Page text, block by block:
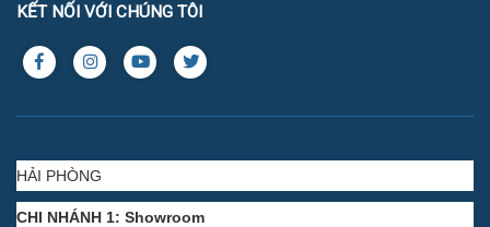
KẾT NỐI VỚI CHÚNG TÔI
HẢI PHÒNG
CHI NHÁNH 1: Showroom